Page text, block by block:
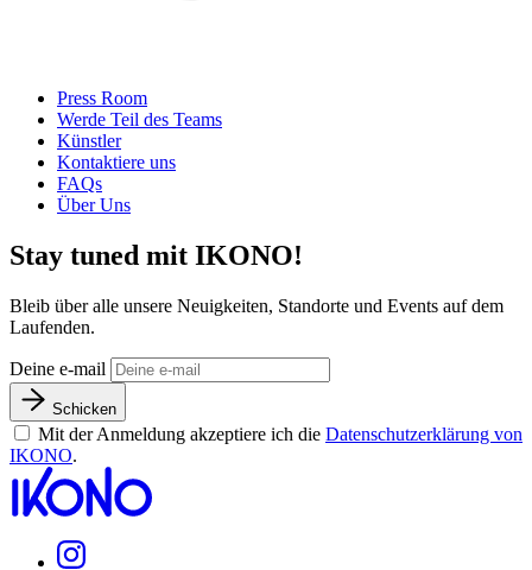
Press Room
Werde Teil des Teams
Künstler
Kontaktiere uns
FAQs
Über Uns
Stay tuned mit IKONO!
Bleib über alle unsere Neuigkeiten, Standorte und Events auf dem
Laufenden.
Deine e-mail
Schicken
Mit der Anmeldung akzeptiere ich die Datenschutzerklärung von
IKONO.